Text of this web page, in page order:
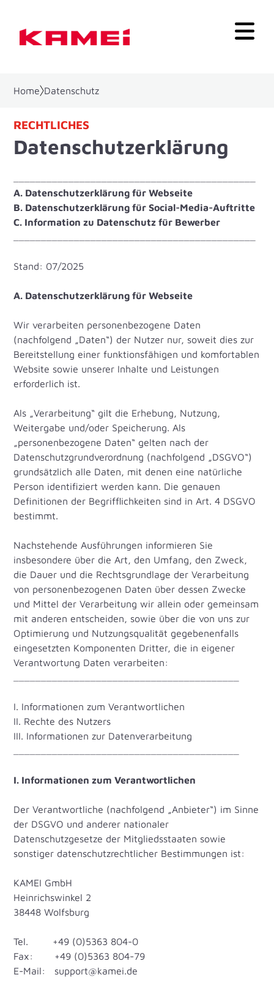
Home Datenschutz
RECHTLICHES
Datenschutzerklärung
A. Datenschutzerklärung für Webseite
B. Datenschutzerklärung für Social-Media-Auftritte
C. Information zu Datenschutz für Bewerber
Stand: 07/2025
A. Datenschutzerklärung für Webseite
Wir verarbeiten personenbezogene Daten
(nachfolgend „Daten“) der Nutzer nur, soweit dies zur
Bereitstellung einer funktionsfähigen und komfortablen
Website sowie unserer Inhalte und Leistungen
erforderlich ist.
Als „Verarbeitung“ gilt die Erhebung, Nutzung,
Weitergabe und/oder Speicherung. Als
„personenbezogene Daten“ gelten nach der
Datenschutzgrundverordnung (nachfolgend „DSGVO“)
grundsätzlich alle Daten, mit denen eine natürliche
Person identifiziert werden kann. Die genauen
Definitionen der Begrifflichkeiten sind in Art. 4 DSGVO
bestimmt.
Nachstehende Ausführungen informieren Sie
insbesondere über die Art, den Umfang, den Zweck,
die Dauer und die Rechtsgrundlage der Verarbeitung
von personenbezogenen Daten über dessen Zwecke
und Mittel der Verarbeitung wir allein oder gemeinsam
mit anderen entscheiden, sowie über die von uns zur
Optimierung und Nutzungsqualität gegebenenfalls
eingesetzten Komponenten Dritter, die in eigener
Verantwortung Daten verarbeiten:
I. Informationen zum Verantwortlichen
II. Rechte des Nutzers
III. Informationen zur Datenverarbeitung
I. Informationen zum Verantwortlichen
Der Verantwortliche (nachfolgend „Anbieter“) im Sinne
der DSGVO und anderer nationaler
Datenschutzgesetze der Mitgliedsstaaten sowie
sonstiger datenschutzrechtlicher Bestimmungen ist:
KAMEI GmbH
Heinrichswinkel 2
38448 Wolfsburg
Tel. +49 (0)5363 804-0
Fax: +49 (0)5363 804-79
E-Mail: support@kamei.de